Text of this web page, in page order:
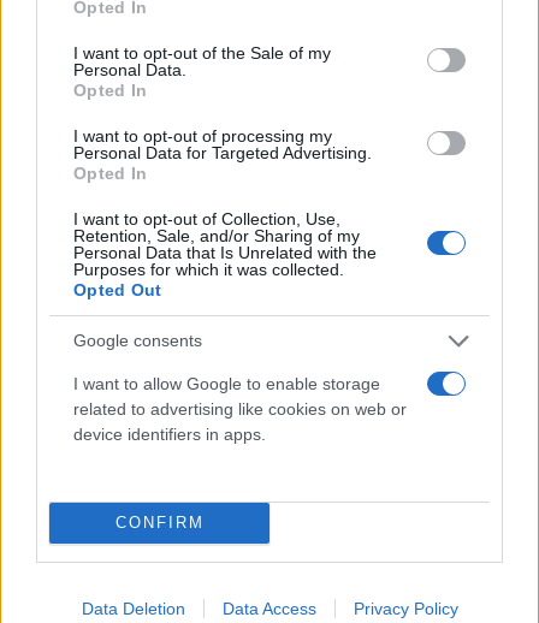
use your data for below specified purposes in below Google
consent section.
Opted In
I want to opt-out of the Sale of my
Personal Data.
Opted In
I want to opt-out of processing my
Personal Data for Targeted Advertising.
Opted In
I want to opt-out of Collection, Use,
Retention, Sale, and/or Sharing of my
Personal Data that Is Unrelated with the
Purposes for which it was collected.
Opted Out
Google consents
I want to allow Google to enable storage
related to advertising like cookies on web or
device identifiers in apps.
CONFIRM
Data Deletion Data Access Privacy Policy
διαδίκτυο, η ρωσική εταιρεία ουσιαστικά
προειδοποίησε τις χώρες της Ευρώπης, οι οποίες
διατηρούν τις ισχυρές κυρώσεις τους έναντι της
Μόσχας και χάνουν σταδιακά το ενδιαφέρον τους
Το βίντεο, έχει τίτλο «Ο χειμώνας θα είναι
να πηγαίνει στις εγκαταστάσεις για να κλείσει
κυριολεκτικά τη στρόφιγγα του γκαζιού. Σκοτάδι
και ψύχος καλύπτουν στη συνέχεια τον κόσμο και
ειδικά την Ευρώπη. Η απειλή μετά βίας